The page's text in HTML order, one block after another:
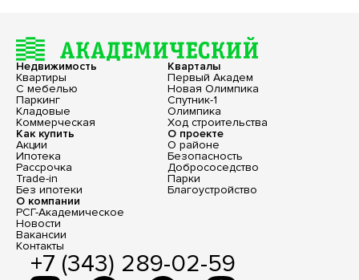
Недвижимость
Квартиры
С мебелью
Паркинг
Кладовые
Коммерческая
Кварталы
Первый Академ
Новая Олимпика
Спутник-1
Олимпика
Ход строительства
Как купить
Акции
Ипотека
Рассрочка
Trade-in
Без ипотеки
О проекте
О районе
Безопасность
Добрососедство
Парки
Благоустройство
О компании
РСГ-Академическое
Новости
Вакансии
Контакты
+7 (343) 289-02-59